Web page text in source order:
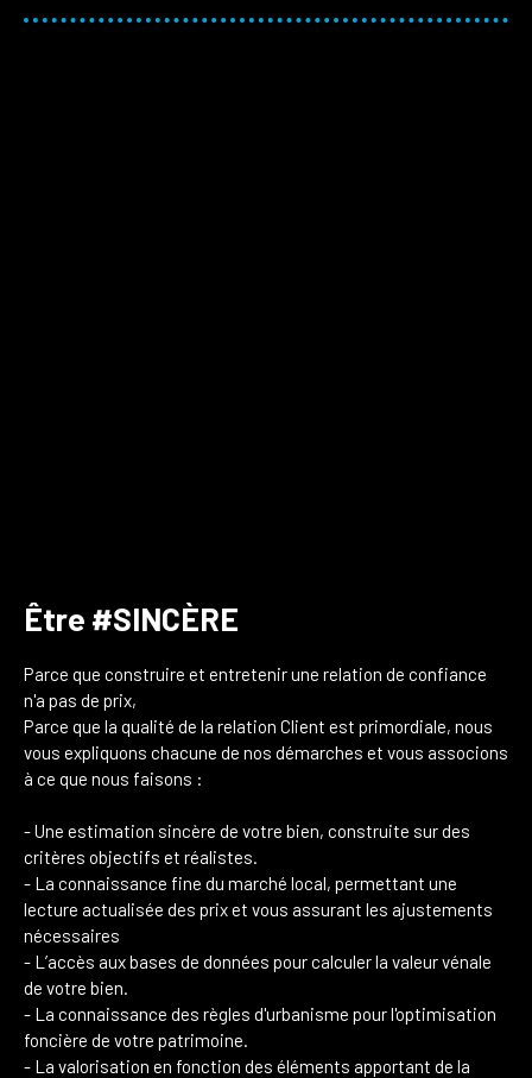
Être #SINCÈRE
Parce que construire et entretenir une relation de confiance
n'a pas de prix,
Parce que la qualité de la relation Client est primordiale, nous
vous expliquons chacune de nos démarches et vous associons
à ce que nous faisons :
- Une estimation sincère de votre bien, construite sur des
critères objectifs et réalistes.
- La connaissance fine du marché local, permettant une
lecture actualisée des prix et vous assurant les ajustements
nécessaires
- L’accès aux bases de données pour calculer la valeur vénale
de votre bien.
- La connaissance des règles d'urbanisme pour l'optimisation
foncière de votre patrimoine.
- La valorisation en fonction des éléments apportant de la